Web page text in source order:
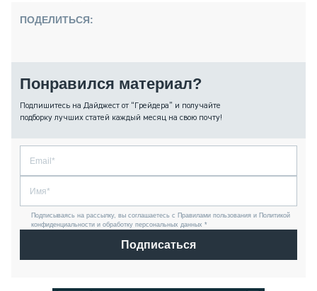
ПОДЕЛИТЬСЯ:
Понравился материал?
Подпишитесь на Дайджест от “Грейдера” и получайте
подборку лучших статей каждый месяц на свою почту!
Подписываясь на рассылку, вы соглашаетесь с Правилами пользования и Политикой
конфиденциальности и обработку персональных данных *
Подписаться